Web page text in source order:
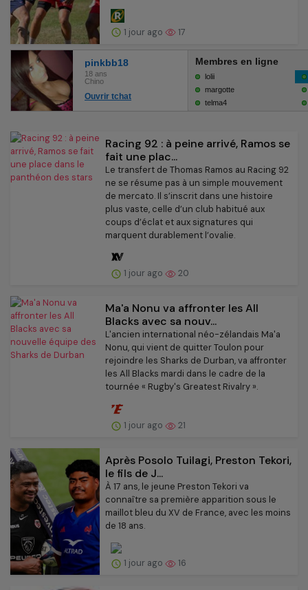
1 jour ago 17
Racing 92 : à peine arrivé, Ramos se
fait une plac...
Le transfert de Thomas Ramos au Racing 92
ne se résume pas à un simple mouvement
de mercato. Il s’inscrit dans une histoire
plus vaste, celle d’un club habitué aux
coups d’éclat et aux signatures qui
marquent durablement l’ovalie.
1 jour ago 20
Ma'a Nonu va affronter les All
Blacks avec sa nouv...
L'ancien international néo-zélandais Ma'a
Nonu, qui vient de quitter Toulon pour
rejoindre les Sharks de Durban, va affronter
les All Blacks mardi dans le cadre de la
tournée « Rugby's Greatest Rivalry ».
1 jour ago 21
Après Posolo Tuilagi, Preston Tekori,
le fils de J...
À 17 ans, le jeune Preston Tekori va
connaître sa première apparition sous le
maillot bleu du XV de France, avec les moins
de 18 ans.
1 jour ago 16